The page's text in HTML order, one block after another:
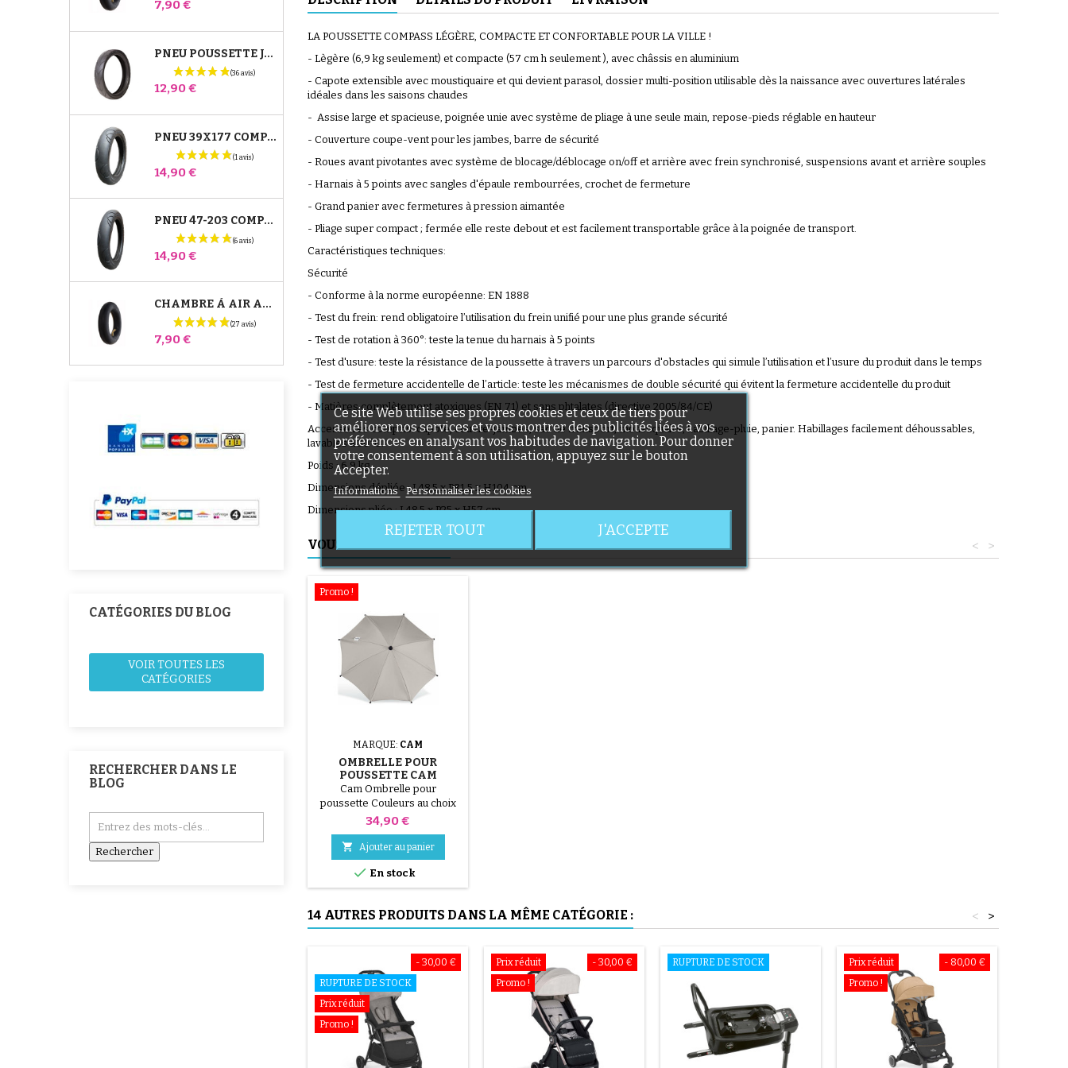
(1 avis)
Prix
7,90 €
PNEU POUSSETTE JANÉ SLALOM PRO ET POWERTWIN
(36 avis)
Prix
12,90 €
PNEU 39X177 COMPATIBLE POUSSETTE BUGABOO DONKEY - POUR ROUE AVANT
(1 avis)
Prix
14,90 €
PNEU 47-203 COMPATIBLE POUSSETTE BUGABOO DONKEY - POUR ROUE ARRIÈRE
(6 avis)
Prix
14,90 €
CHAMBRE À AIR ARRIÈRE POUSSETTE WHIZZ RED CASTLE
Prix
7,90 €
CATÉGORIES DU BLOG
VOIR TOUTES LES
CATÉGORIES
RECHERCHER DANS LE
BLOG
LA POUSSETTE COMPASS LÉGÈRE, COMPACTE ET CONFORTABLE POUR LA VILLE !
- Lègère (6,9 kg seulement) et compacte (57 cm h seulement ), avec châssis en aluminium
- Capote extensible avec moustiquaire et qui devient parasol, dossier multi-position utilisable dès la naissance avec ouvertures latérales
idéales dans les saisons chaudes
- Assise large et spacieuse, poignée unie avec système de pliage à une seule main, repose-pieds réglable en hauteur
- Couverture coupe-vent pour les jambes, barre de sécurité
- Roues avant pivotantes avec système de blocage/déblocage on/off et arrière avec frein synchronisé, suspensions avant et arrière souples
- Harnais à 5 points avec sangles d'épaule rembourrées, crochet de fermeture
- Grand panier avec fermetures à pression aimantée
- Pliage super compact ; fermée elle reste debout et est facilement transportable grâce à la poignée de transport.
Caractéristiques techniques:
Sécurité
- Conforme à la norme européenne: EN 1888
- Test du frein: rend obligatoire l’utilisation du frein unifié pour une plus grande sécurité
- Test de rotation à 360°: teste la tenue du harnais à 5 points
- Test d'usure: teste la résistance de la poussette à travers un parcours d'obstacles qui simule l’utilisation et l’usure du produit dans le temps
- Test de fermeture accidentelle de l’article: teste les mécanismes de double sécurité qui évitent la fermeture accidentelle du produit
- Matières complètement atoxiques (EN 71) et sans phtalates (directive 2005/84/CE)
Accessoires compris: capote, couvre-jambes, sac de transport, moustiquaire, habillage-pluie, panier. Habillages facilement déhoussables,
lavables à 30°C.
Poids : 6,9 kg
Dimensions dépliée : L48,5 x P81,5 x H104 cm
Dimensions pliée : L48,5 x P25 x H57 cm
VOUS AIMEREZ AUSSI >
<
Promo !
MARQUE: CAM
OMBRELLE POUR
POUSSETTE CAM
Cam Ombrelle pour
poussette Couleurs au choix
Prix
34,90 €
 Ajouter au panier
 En stock
14 AUTRES PRODUITS DANS LA MÊME CATÉGORIE : >
<
- 30,00 €
RUPTURE DE STOCK
Prix réduit
Promo !
- 30,00 €
Prix réduit
Promo !
RUPTURE DE STOCK - 80,00 €
Prix réduit
Promo !
Ce site Web utilise ses propres cookies et ceux de tiers pour
améliorer nos services et vous montrer des publicités liées à vos
préférences en analysant vos habitudes de navigation. Pour donner
votre consentement à son utilisation, appuyez sur le bouton
Accepter.
Informations Personnaliser les cookies
REJETER TOUT J'ACCEPTE